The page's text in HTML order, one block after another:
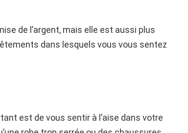
de l’argent, mais elle est aussi plus
dans lesquels vous vous sentez
est de vous sentir à l’aise dans votre